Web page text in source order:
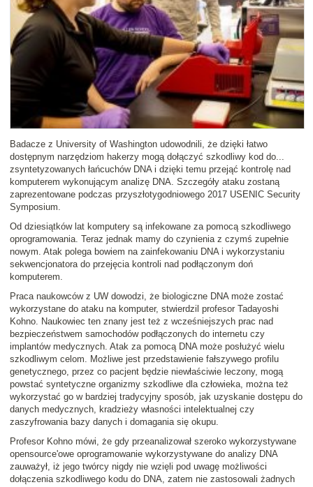
Badacze z University of Washington udowodnili, że dzięki łatwo
dostępnym narzędziom hakerzy mogą dołączyć szkodliwy kod do...
zsyntetyzowanych łańcuchów DNA i dzięki temu przejąć kontrolę nad
komputerem wykonującym analizę DNA. Szczegóły ataku zostaną
zaprezentowane podczas przyszłotygodniowego 2017 USENIC Security
Symposium.
Od dziesiątków lat komputery są infekowane za pomocą szkodliwego
oprogramowania. Teraz jednak mamy do czynienia z czymś zupełnie
nowym. Atak polega bowiem na zainfekowaniu DNA i wykorzystaniu
sekwencjonatora do przejęcia kontroli nad podłączonym doń
komputerem.
Praca naukowców z UW dowodzi, że biologiczne DNA może zostać
wykorzystane do ataku na komputer, stwierdzil profesor Tadayoshi
Kohno. Naukowiec ten znany jest też z wcześniejszych prac nad
bezpieczeństwem samochodów podłączonych do internetu czy
implantów medycznych. Atak za pomocą DNA może posłużyć wielu
szkodliwym celom. Możliwe jest przedstawienie fałszywego profilu
genetycznego, przez co pacjent będzie niewłaściwie leczony, mogą
powstać syntetyczne organizmy szkodliwe dla człowieka, można też
wykorzystać go w bardziej tradycyjny sposób, jak uzyskanie dostępu do
danych medycznych, kradzieży własności intelektualnej czy
zaszyfrowania bazy danych i domagania się okupu.
Profesor Kohno mówi, że gdy przeanalizował szeroko wykorzystywane
opensource'owe oprogramowanie wykorzystywane do analizy DNA
zauważył, iż jego twórcy nigdy nie wzięli pod uwagę możliwości
dołączenia szkodliwego kodu do DNA, zatem nie zastosowali żadnych